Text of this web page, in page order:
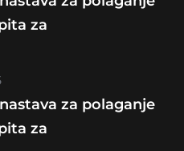
za
za polaganje
za